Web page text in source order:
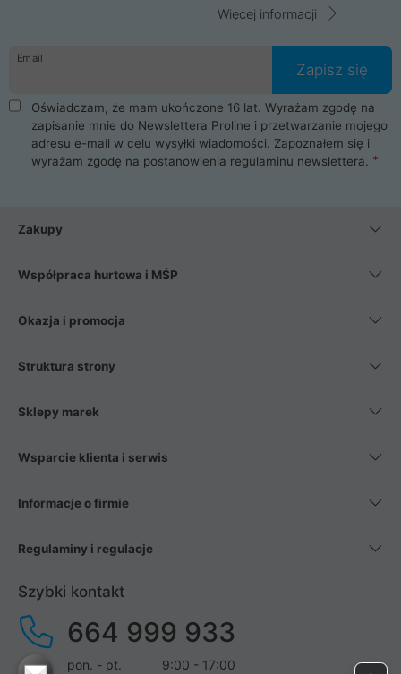
Więcej informacji
Email
Zapisz się
Oświadczam, że mam ukończone 16 lat. Wyrażam zgodę na
zapisanie mnie do Newslettera Proline i przetwarzanie mojego
adresu e-mail w celu wysyłki wiadomości. Zapoznałem się i
wyrażam zgodę na postanowienia regulaminu newslettera.
Zakupy
Współpraca hurtowa i MŚP
Okazja i promocja
Struktura strony
Sklepy marek
Wsparcie klienta i serwis
Informacje o firmie
Regulaminy i regulacje
Szybki kontakt
664 999 933
pon. - pt.
9:00 - 17:00